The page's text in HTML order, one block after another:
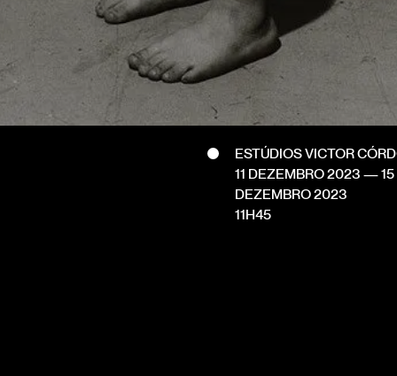
ESTÚDIOS VICTOR
11 DEZEMBRO 2023 —15
DEZEMBRO 2023
11H45